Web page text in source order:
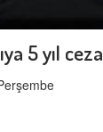
5 yıl ceza